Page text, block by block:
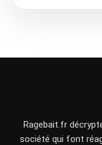
Ragebait.fr
société qui font